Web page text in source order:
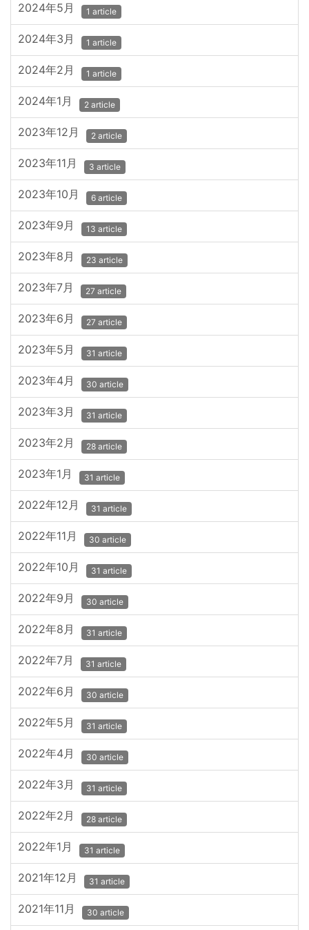
2024年5月 1 article
2024年3月 1 article
2024年2月 1 article
2024年1月 2 article
2023年12月 2 article
2023年11月 3 article
2023年10月 6 article
2023年9月 13 article
2023年8月 23 article
2023年7月 27 article
2023年6月 27 article
2023年5月 31 article
2023年4月 30 article
2023年3月 31 article
2023年2月 28 article
2023年1月 31 article
2022年12月 31 article
2022年11月 30 article
2022年10月 31 article
2022年9月 30 article
2022年8月 31 article
2022年7月 31 article
2022年6月 30 article
2022年5月 31 article
2022年4月 30 article
2022年3月 31 article
2022年2月 28 article
2022年1月 31 article
2021年12月 31 article
2021年11月 30 article